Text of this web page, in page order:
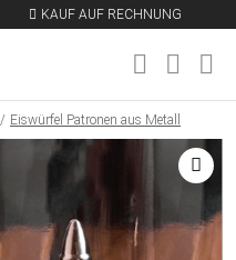
KAUF AUF RECHNUNG
Eiswürfel Patronen aus Metall